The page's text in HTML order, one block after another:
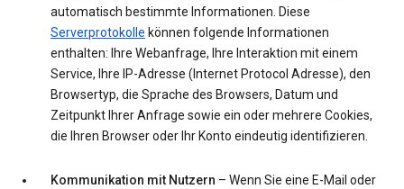
automatisch bestimmte Informationen. Diese
Serverprotokolle können folgende Informationen
enthalten: Ihre Webanfrage, Ihre Interaktion mit einem
Service, Ihre IP-Adresse (Internet Protocol Adresse), den
Browsertyp, die Sprache des Browsers, Datum und
Zeitpunkt Ihrer Anfrage sowie ein oder mehrere Cookies,
die Ihren Browser oder Ihr Konto eindeutig identifizieren.
Kommunikation mit Nutzern – Wenn Sie eine E-Mail oder